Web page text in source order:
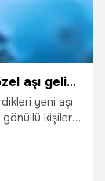
Pfizer ve BioNTech’ten Omicron'a özel aşı geliyor! Çalışmalar başladı!
yeni aşı
gönüllü kişilerle